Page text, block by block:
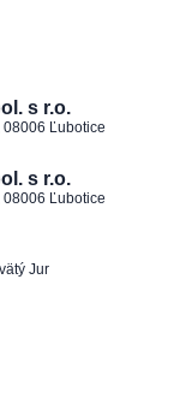
s r.o.
08006 Ľubotice
s r.o.
08006 Ľubotice
Jur